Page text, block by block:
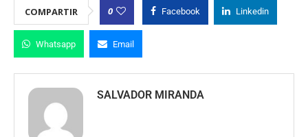
COMPARTIR 0 Facebook Linkedin
Whatsapp Email
SALVADOR MIRANDA